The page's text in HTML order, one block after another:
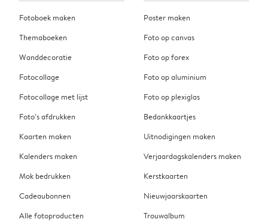
Fotoboek maken
Themaboeken
Wanddecoratie
Fotocollage
Fotocollage met lijst
Foto’s afdrukken
Kaarten maken
Kalenders maken
Mok bedrukken
Cadeaubonnen
Alle fotoproducten
Poster maken
Foto op canvas
Foto op forex
Foto op aluminium
Foto op plexiglas
Bedankkaartjes
Uitnodigingen maken
Verjaardagskalenders maken
Kerstkaarten
Nieuwjaarskaarten
Trouwalbum